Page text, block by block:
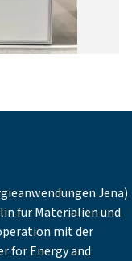
Jena)
für Materialien und
mit der
for Energy and